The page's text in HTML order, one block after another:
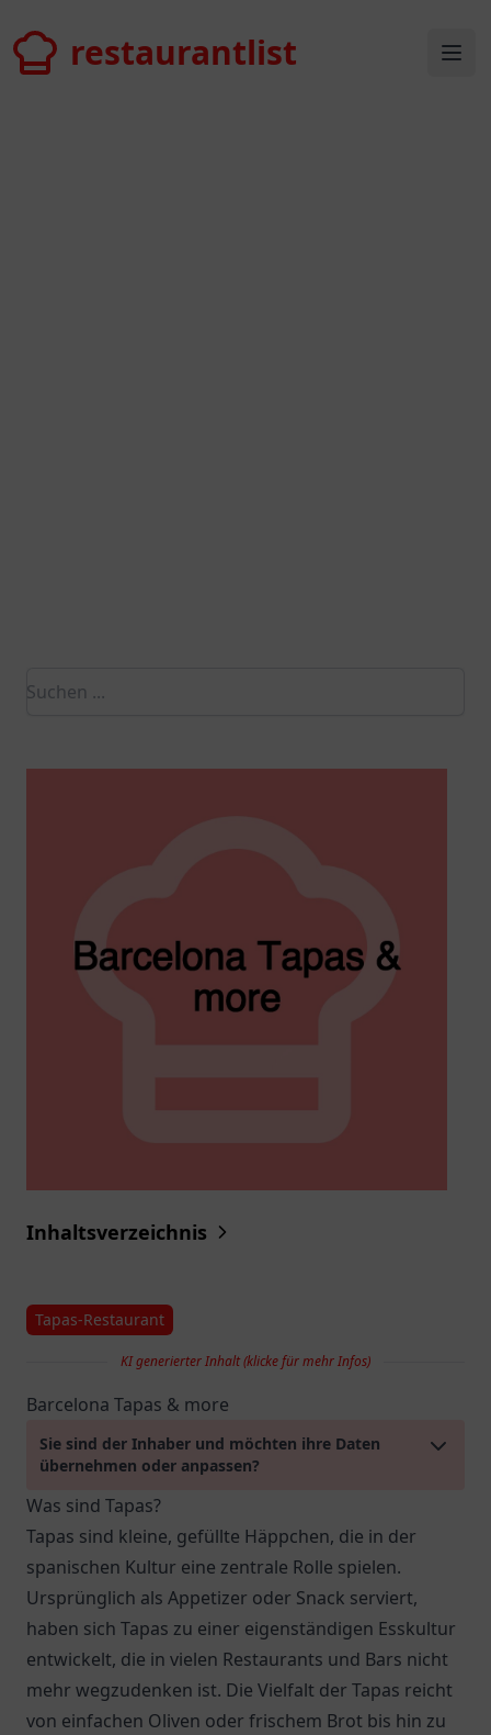
restaurantlistrestaurantlist
Inhaltsverzeichnis
Tapas-Restaurant
KI generierter Inhalt (klicke für mehr Infos)
Barcelona Tapas & more
Sie sind der Inhaber und möchten ihre Daten
übernehmen oder anpassen?
Was sind Tapas?
Tapas sind kleine, gefüllte Häppchen, die in der
spanischen Kultur eine zentrale Rolle spielen.
Ursprünglich als Appetizer oder Snack serviert,
haben sich Tapas zu einer eigenständigen Esskultur
entwickelt, die in vielen Restaurants und Bars nicht
mehr wegzudenken ist. Die Vielfalt der Tapas reicht
von einfachen Oliven oder frischem Brot bis hin zu